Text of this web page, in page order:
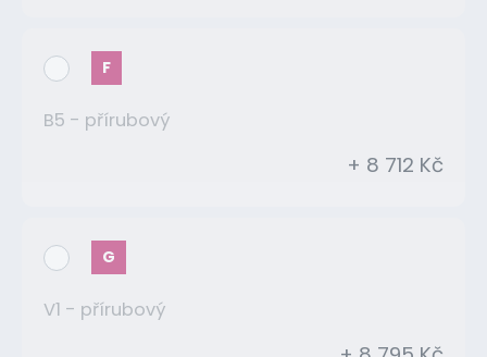
F
B5 - přírubový
+ 8 712 Kč
G
V1 - přírubový